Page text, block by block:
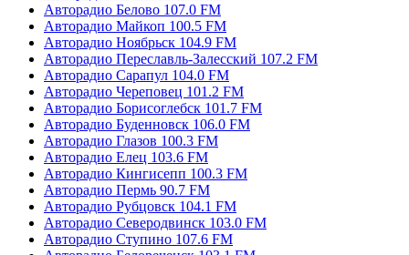
Авторадио Белово 107.0 FM
Авторадио Майкоп 100.5 FM
Авторадио Ноябрьск 104.9 FM
Авторадио Переславль-Залесский 107.2 FM
Авторадио Сарапул 104.0 FM
Авторадио Череповец 101.2 FM
Авторадио Борисоглебск 101.7 FM
Авторадио Буденновск 106.0 FM
Авторадио Глазов 100.3 FM
Авторадио Елец 103.6 FM
Авторадио Кингисепп 100.3 FM
Авторадио Пермь 90.7 FM
Авторадио Рубцовск 104.1 FM
Авторадио Северодвинск 103.0 FM
Авторадио Ступино 107.6 FM